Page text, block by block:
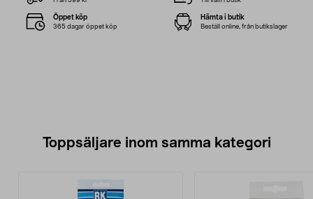
Öppet köp
365 dagar öppet köp
Hämta i butik
Beställ online, från butikslager
Toppsäljare inom samma kategori